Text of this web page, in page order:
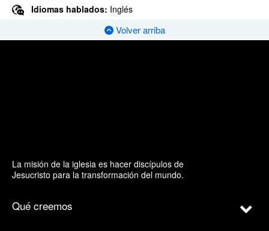
Idiomas hablados: Inglés
Volver arriba
La misión de la iglesia es hacer discípulos de
Jesucristo para la transformación del mundo.
Qué creemos